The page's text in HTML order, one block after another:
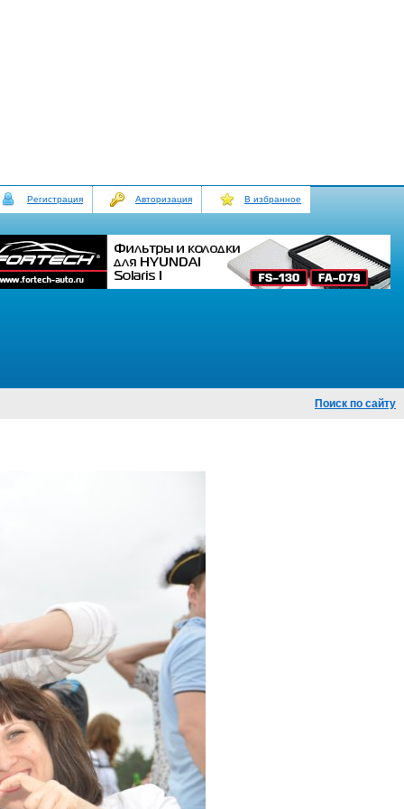
Регистрация Авторизация В избранное
Поиск по сайту